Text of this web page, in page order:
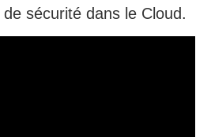
sécurité dans le Cloud.